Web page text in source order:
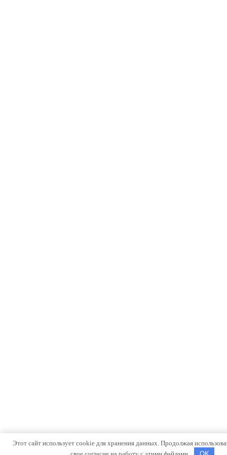
Этот сайт использует cookie для хранения данных. Продолжая